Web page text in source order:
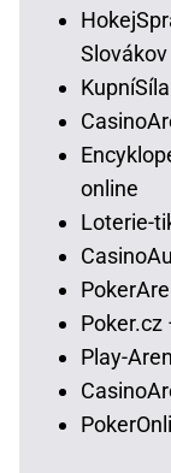
Slovákov
online
Loterie-
Poker.cz
Play-